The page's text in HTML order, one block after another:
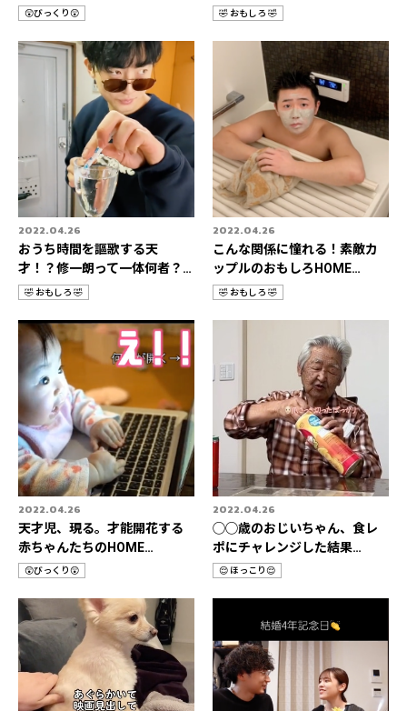
ラマの世界🎬
カ
テ
ゴ
😲びっくり😲
るちゃん🦖🍡」
カ
テ
🤣 おもしろ 🤣
2022.04.26
おうち時間を謳歌する天
才！？修一朗って一体何者？
👀✨
カ
テ
ゴ
🤣 おもしろ 🤣
2022.04.26
こんな関係に憧れる！素敵カ
ップルのおもしろHOME
STORIES👫💛
カ
テ
🤣 おもしろ 🤣
2022.04.26
天才児、現る。才能開花する
赤ちゃんたちのHOME
STORIES 3選👶
カ
テ
ゴ
リ
😲びっくり😲
2022.04.26
◯◯歳のおじいちゃん、食レ
ポにチャレンジした結果…
カ
テ
😌 ほっこり😌